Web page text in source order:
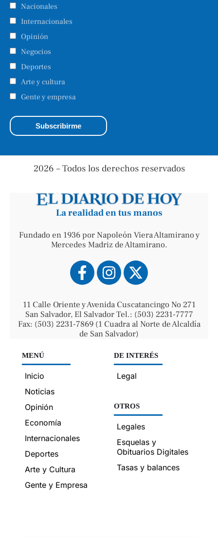
Nacionales
Internacionales
Opinión
Negocios
Deportes
Arte y cultura
Gente y empresa
2026 – Todos los derechos reservados
La realidad en tus manos
Fundado en 1936 por Napoleón Viera Altamirano y
Mercedes Madriz de Altamirano.
11 Calle Oriente y Avenida Cuscatancingo No 271
San Salvador, El Salvador Tel.: (503) 2231-7777
Fax: (503) 2231-7869 (1 Cuadra al Norte de Alcaldía
de San Salvador)
MENÚ
Inicio
Noticias
Opinión
Economía
Internacionales
Deportes
Arte y Cultura
Gente y Empresa
DE INTERÉS
Legal
OTROS
Legales
Esquelas y
Obituarios Digitales
Tasas y balances